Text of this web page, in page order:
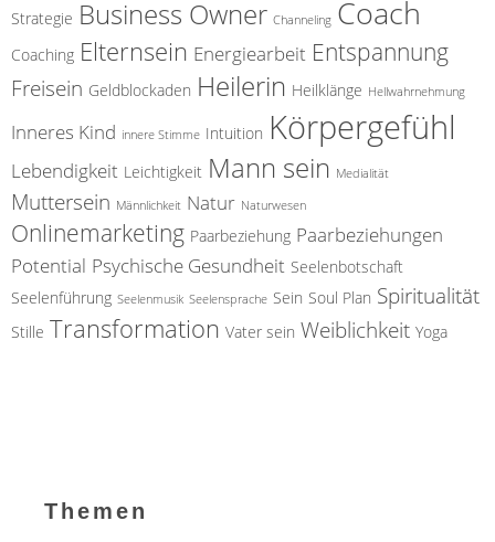
t
Strategie Business Owner Channeling Coach
Coaching Elternsein Energiearbeit Entspannung
Freisein Geldblockaden Heilerin Heilklänge Hellwahrnehmung
Inneres Kind innere Stimme Intuition Körpergefühl
Lebendigkeit Leichtigkeit Mann sein Medialität
Muttersein Männlichkeit Natur Naturwesen
Onlinemarketing Paarbeziehung Paarbeziehungen
Potential Psychische Gesundheit Seelenbotschaft
Seelenführung Seelenmusik Seelensprache Sein Soul Plan Spiritualität
Stille Transformation Vater sein Weiblichkeit Yoga
Themen